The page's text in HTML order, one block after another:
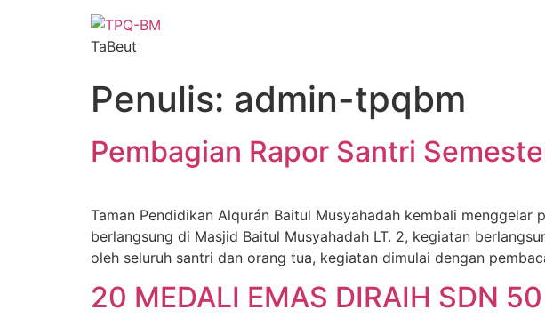
TaBeut
Penulis: admin-tpqbm
Pembagian Rapor Santri
Taman Pendidikan Alqurán Baitul Musyahadah kembali
berlangsung di Masjid Baitul Musyahadah LT. 2, kegiatan
oleh seluruh santri dan orang tua, kegiatan dimulai dengan
20 MEDALI EMAS DIRAIH SDN